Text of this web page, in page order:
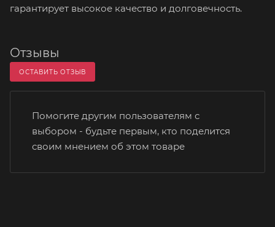
гарантирует высокое качество и долговечность.
Отзывы
ОСТАВИТЬ ОТЗЫВ
Помогите другим пользователям с
выбором - будьте первым, кто поделится
своим мнением об этом товаре